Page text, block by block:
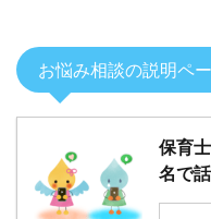
お悩み相談の説明ペ
保育
名で